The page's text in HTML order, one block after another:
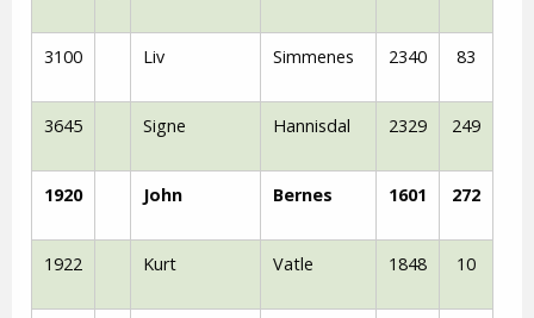
3100 Liv Simmenes 2340 83
3645 Signe Hannisdal 2329 249
1920 John Bernes 1601 272
1922 Kurt Vatle 1848 10